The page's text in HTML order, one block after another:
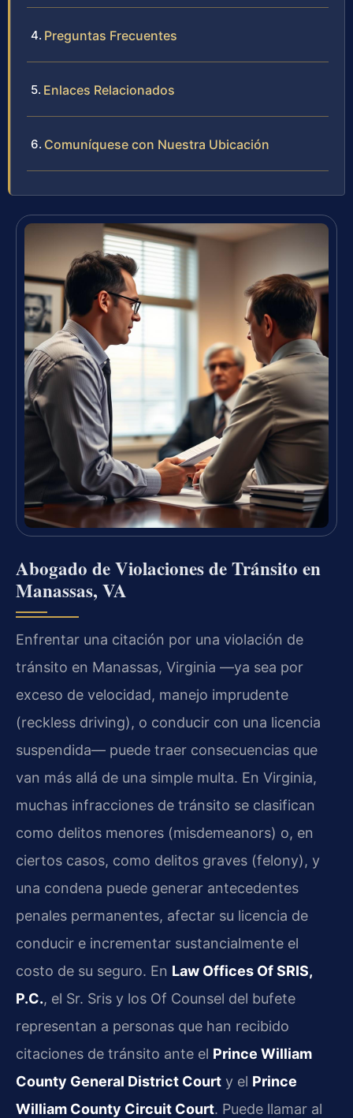
Preguntas Frecuentes
Enlaces Relacionados
Comuníquese con Nuestra Ubicación
Abogado de Violaciones de Tránsito en
Manassas, VA
Enfrentar una citación por una violación de
tránsito en Manassas, Virginia —ya sea por
exceso de velocidad, manejo imprudente
(reckless driving), o conducir con una licencia
suspendida— puede traer consecuencias que
van más allá de una simple multa. En Virginia,
muchas infracciones de tránsito se clasifican
como delitos menores (misdemeanors) o, en
ciertos casos, como delitos graves (felony), y
una condena puede generar antecedentes
penales permanentes, afectar su licencia de
conducir e incrementar sustancialmente el
costo de su seguro. En Law Offices Of SRIS,
P.C., el Sr. Sris y los Of Counsel del bufete
representan a personas que han recibido
citaciones de tránsito ante el Prince William
County General District Court y el Prince
William County Circuit Court. Puede llamar al